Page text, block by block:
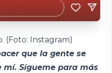
(Foto: Instagram)
que la gente se
Sígueme para más